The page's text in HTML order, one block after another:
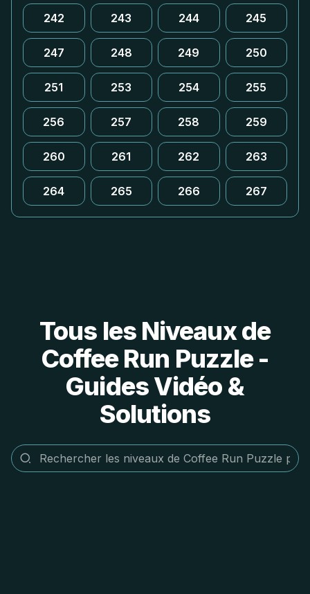
242 243 244 245
247 248 249 250
251 253 254 255
256 257 258 259
260 261 262 263
264 265 266 267
Tous les Niveaux de
Coffee Run Puzzle -
Guides Vidéo &
Solutions